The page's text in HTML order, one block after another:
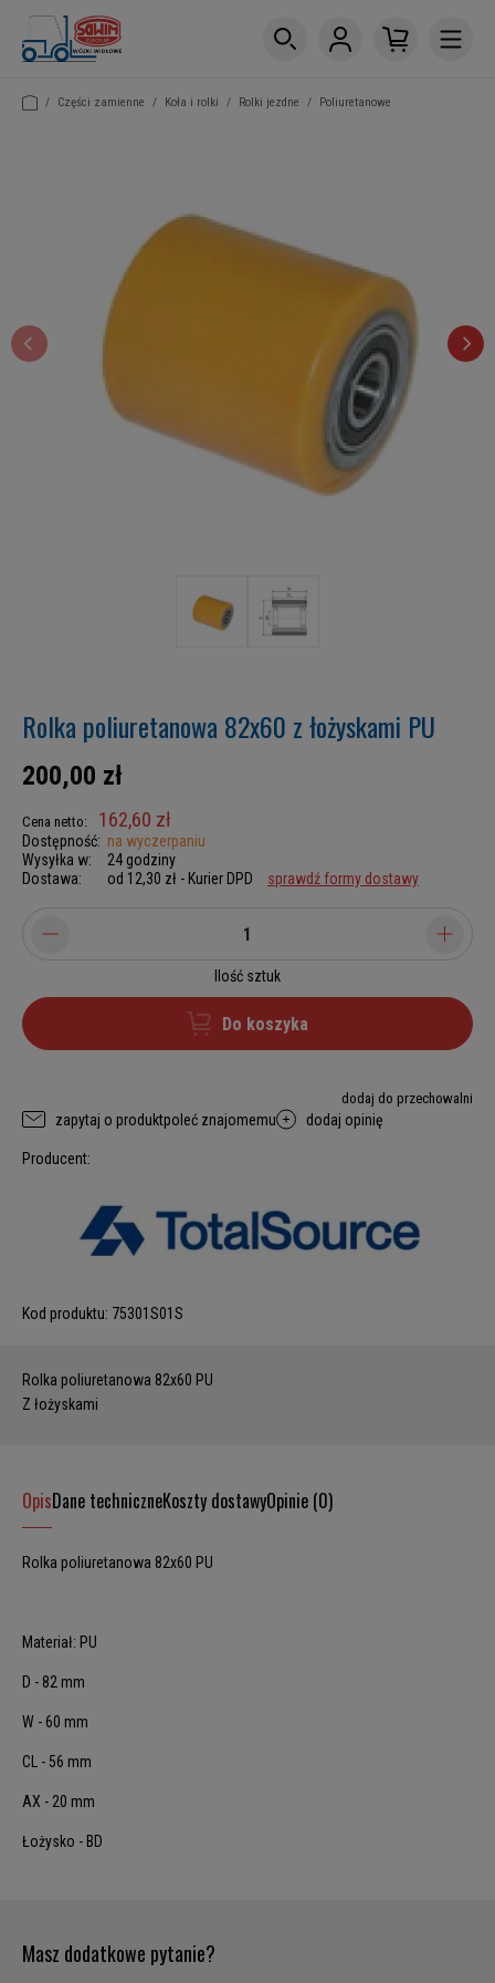
/ Części zamienne / Koła i rolki / Rolki jezdne / Poliuretanowe
Rolka poliuretanowa 82x60 z łożyskami PU
200,00 zł
Cena netto: 162,60 zł
Dostępność: na wyczerpaniu
Wysyłka w:
24 godziny
Dostawa:
od 12,30 zł - Kurier DPD sprawdź formy dostawy
Ilość sztuk
Do koszyka
dodaj do przechowalni
zapytaj o produktpoleć znajomemu dodaj opinię
Producent:
Kod produktu: 75301S01S
Rolka poliuretanowa 82x60 PU
Z łożyskami
OpisDane techniczneKoszty dostawyOpinie (0)
Rolka poliuretanowa 82x60 PU
Materiał: PU
D - 82 mm
W - 60 mm
CL - 56 mm
AX - 20 mm
Łożysko - BD
Masz dodatkowe pytanie?